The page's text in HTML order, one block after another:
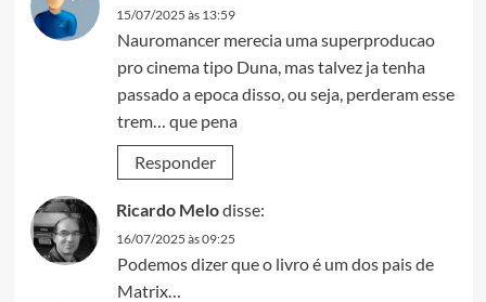
15/07/2025 às 13:59
Nauromancer merecia uma superproducao
pro cinema tipo Duna, mas talvez ja tenha
passado a epoca disso, ou seja, perderam esse
trem… que pena
Responder
Ricardo Melodisse:
16/07/2025 às 09:25
Podemos dizer que o livro é um dos pais de
Matrix…